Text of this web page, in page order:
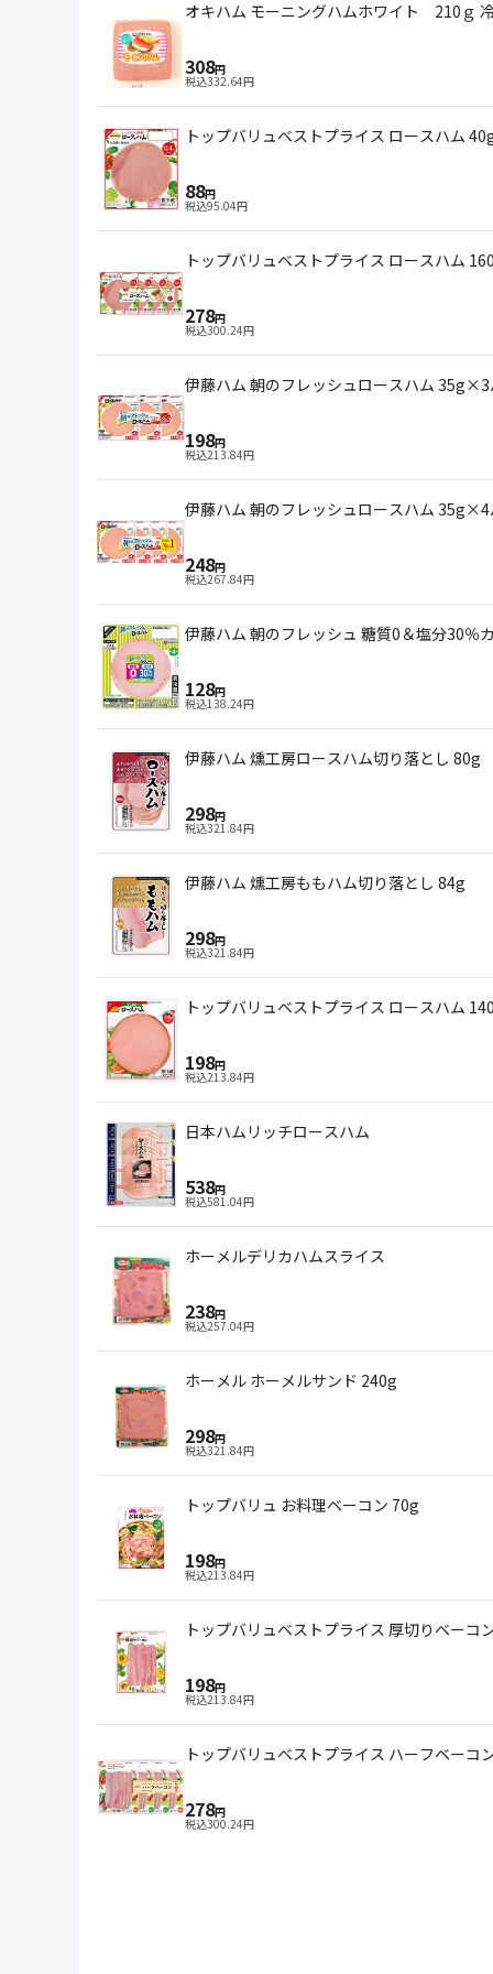
オキハム モーニングハムホワイト 210ｇ
308円
税込332.64円
トップバリュベストプライス ロースハム
88円
税込95.04円
トップバリュベストプライス ロースハム
278円
税込300.24円
伊藤ハム 朝のフレッシュロースハム
198円
税込213.84円
伊藤ハム 朝のフレッシュロースハム
248円
税込267.84円
伊藤ハム 朝のフレッシュ 糖質0＆塩分30％
128円
税込138.24円
伊藤ハム 燻工房ロースハム切り落とし 80g
298円
税込321.84円
伊藤ハム 燻工房ももハム切り落とし 84g
298円
税込321.84円
トップバリュベストプライス ロースハム
198円
税込213.84円
日本ハムリッチロースハム
538円
税込581.04円
ホーメルデリカハムスライス
238円
税込257.04円
ホーメル ホーメルサンド 240g
298円
税込321.84円
トップバリュ お料理ベーコン 70g
198円
税込213.84円
トップバリュベストプライス 厚切りベーコ
198円
税込213.84円
トップバリュベストプライス ハーフベー
278円
税込300.24円